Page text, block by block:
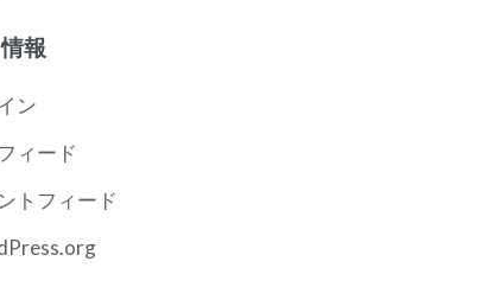
報
ン
ィード
トフィード